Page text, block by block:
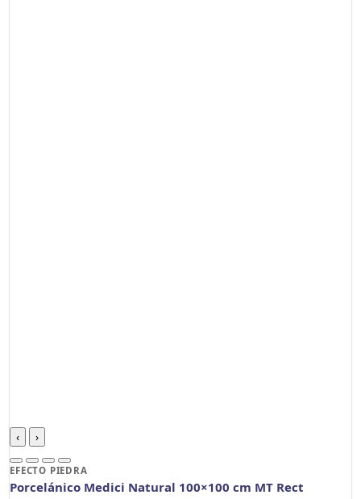
‹ ›
EFECTO PIEDRA
Porcelánico Medici Natural 100×100 cm MT Rect